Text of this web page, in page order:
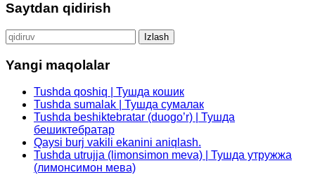
Saytdan qidirish
Qidirshish:
Yangi maqolalar
Tushda qoshiq | Тушда кошик
Tushda sumalak | Тушда сумалак
Tushda beshiktebratar (duogo’r) | Тушда
бешиктебратар
Qaysi burj vakili ekanini aniqlash.
Tushda utrujja (limonsimon meva) | Тушда утружжа
(лимонсимон мева)